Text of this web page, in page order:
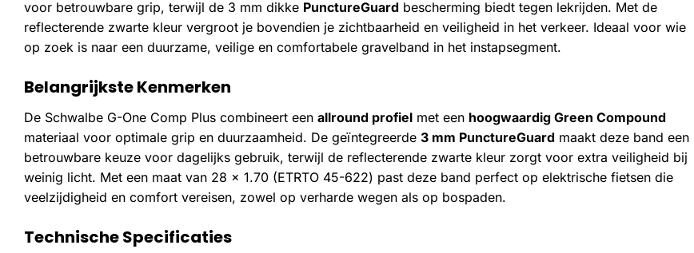
voor betrouwbare grip, terwijl de 3 mm dikke PunctureGuard bescherming biedt tegen lekrijden. Met de
reflecterende zwarte kleur vergroot je bovendien je zichtbaarheid en veiligheid in het verkeer. Ideaal voor wie
op zoek is naar een duurzame, veilige en comfortabele gravelband in het instapsegment.
Belangrijkste Kenmerken
De Schwalbe G-One Comp Plus combineert een allround profiel met een hoogwaardig Green Compound
materiaal voor optimale grip en duurzaamheid. De geïntegreerde 3 mm PunctureGuard maakt deze band een
betrouwbare keuze voor dagelijks gebruik, terwijl de reflecterende zwarte kleur zorgt voor extra veiligheid bij
weinig licht. Met een maat van 28 x 1.70 (ETRTO 45-622) past deze band perfect op elektrische fietsen die
veelzijdigheid en comfort vereisen, zowel op verharde wegen als op bospaden.
Technische Specificaties